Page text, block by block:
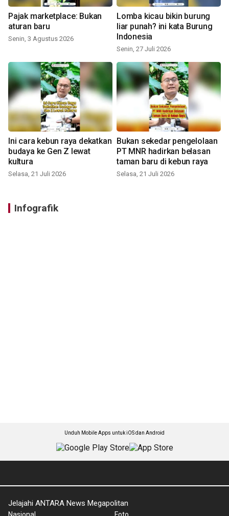
Pajak marketplace: Bukan
aturan baru
Senin, 3 Agustus 2026
Lomba kicau bikin burung
liar punah? ini kata Burung
Indonesia
Senin, 27 Juli 2026
Ini cara kebun raya dekatkan
budaya ke Gen Z lewat
kultura
Selasa, 21 Juli 2026
Bukan sekedar pengelolaan
PT MNR hadirkan belasan
taman baru di kebun raya
Selasa, 21 Juli 2026
Infografik
Unduh Mobile Apps untuk iOS dan Android
Jelajahi ANTARA News Megapolitan